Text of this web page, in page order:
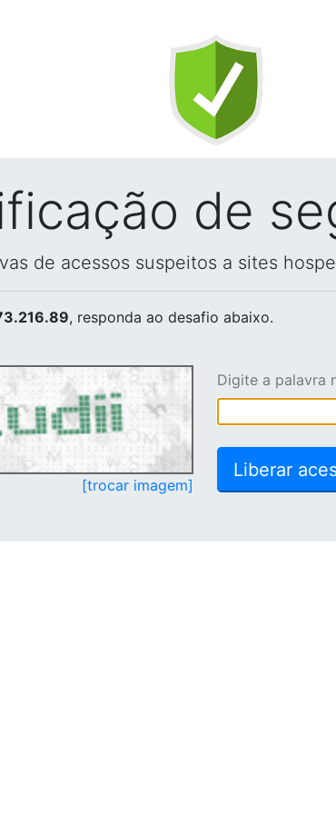
de
de acessos suspeitos a sites
, responda ao desafio abaixo.
[trocar imagem]
Digite a palavra